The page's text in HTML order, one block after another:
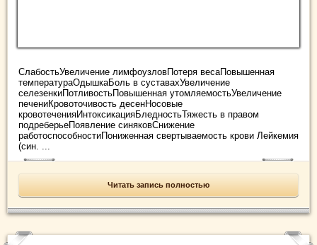
СлабостьУвеличение лимфоузловПотеря весаПовышенная
температураОдышкаБоль в суставахУвеличение
селезенкиПотливостьПовышенная утомляемостьУвеличение
печениКровоточивость десенНосовые
кровотеченияИнтоксикацияБледностьТяжесть в правом
подреберьеПоявление синяковСнижение
работоспособностиПониженная свертываемость крови Лейкемия
(син. ...
Читать запись полностью